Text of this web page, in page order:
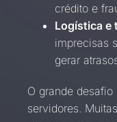
crédito e
Logística e
imprecisas
gerar
O grande
servidores.